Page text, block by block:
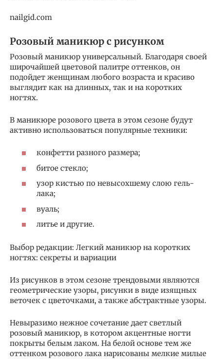
nailgid.com
Розовый маникюр с рисунком
Розовый маникюр универсальный. Благодаря своей
широчайшей цветовой палитре оттенков, он
подойдет женщинам любого возраста и красиво
выглядит как на длинных, так и на коротких
ногтях.
В маникюре розового цвета в этом сезоне будут
активно использоваться популярные техники:
конфетти разного размера;
битое стекло;
узор кистью по невысохшему слою гель-
лака;
вуаль;
литье и другие.
Выбор редакции: Легкий маникюр на коротких
ногтях: секреты и вариации
Из рисунков в этом сезоне трендовыми являются
геометрические узоры, рисунки в виде изящных
веточек с цветочками, а также абстрактные узоры.
Невыразимо нежное сочетание дает светлый
розовый маникюр, в котором акцентные ногти
покрыты белым лаком. На белой основе тем же
оттенком розового лака нарисованы мелкие милые